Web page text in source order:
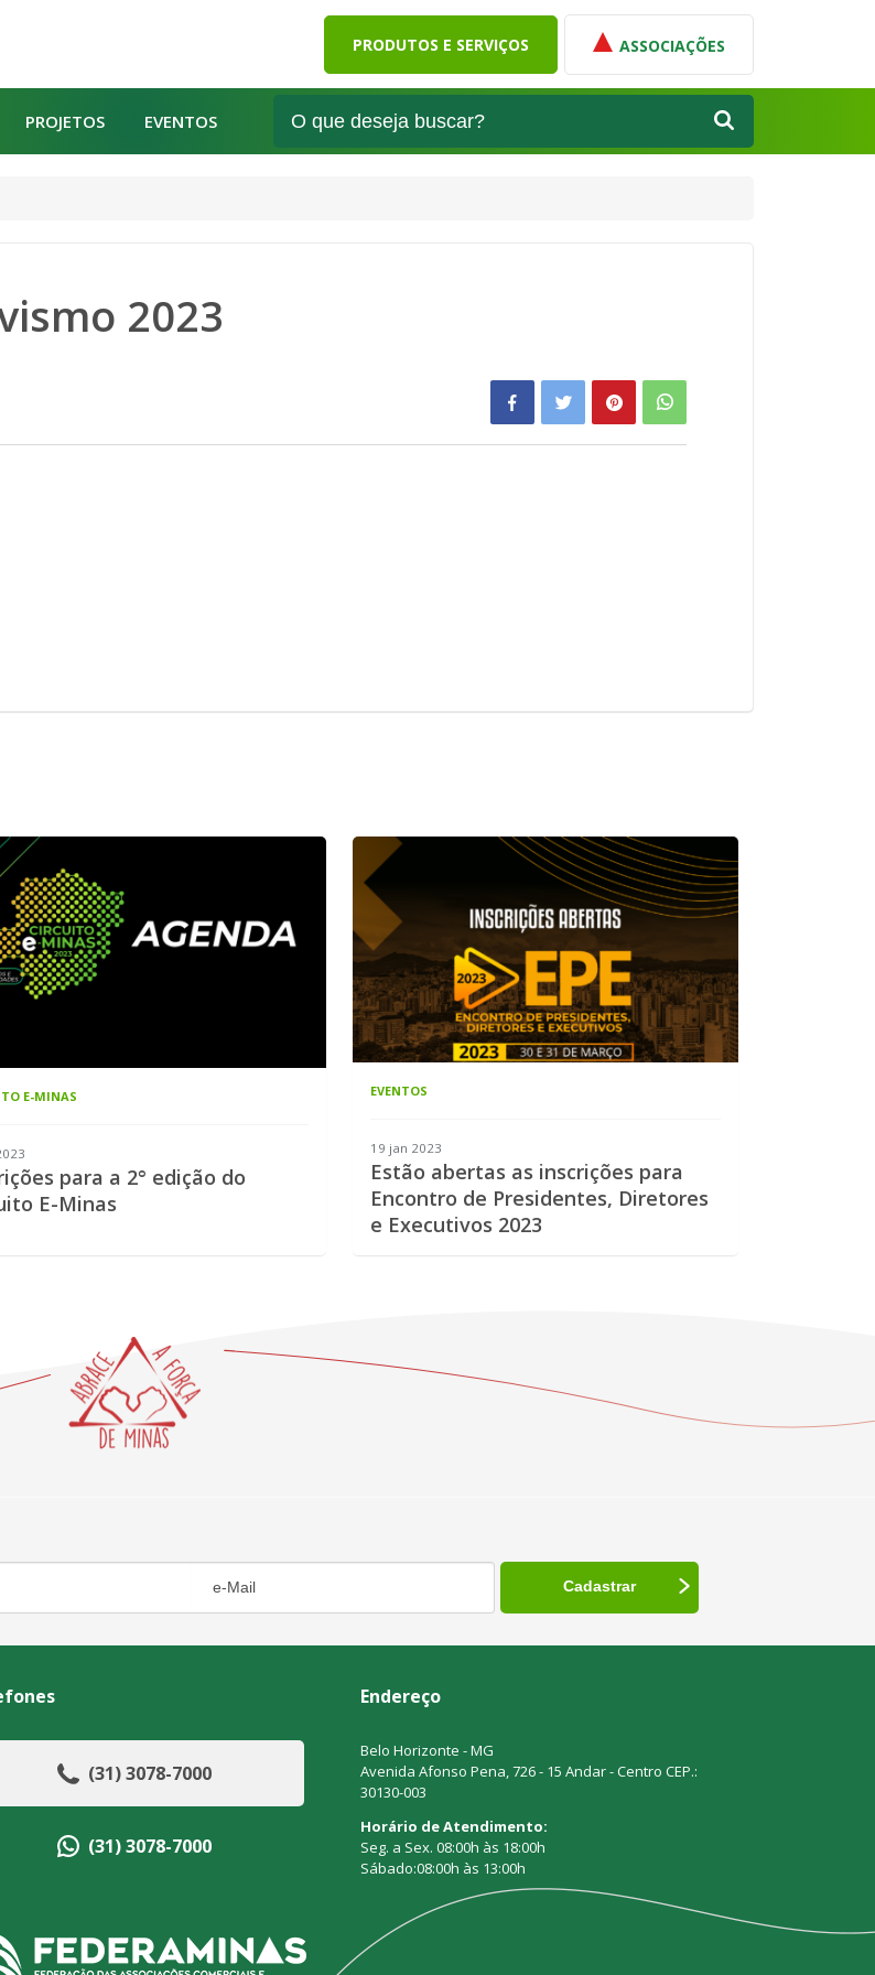
PRODUTOS E SERVIÇOS ASSOCIAÇÕES
PROJETOS EVENTOS
2023
E-MINAS
para a 2° edição do
E-Minas
EVENTOS
19 jan 2023
Estão abertas as inscrições para
Encontro de Presidentes, Diretores
e Executivos 2023
(31) 3078-7000
(31) 3078-7000
Endereço
Belo Horizonte - MG
Avenida Afonso Pena, 726 - 15 Andar - Centro CEP.:
30130-003
Horário de Atendimento:
Seg. a Sex. 08:00h às 18:00h
Sábado:08:00h às 13:00h